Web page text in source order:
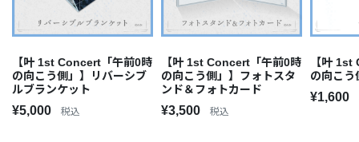
【叶 1st Concert「午前0時
の向こう側」】リバーシブ
ルブランケット
¥5,000 税込
【叶 1st Concert「午前0時
の向こう側」】フォトスタ
ンド＆フォトカード
¥3,500 税込
【叶
の向こう
¥1,600